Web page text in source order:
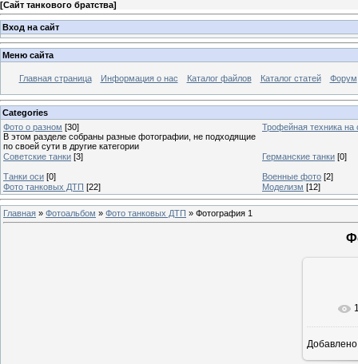
[Сайт танкового братства]
Вход на сайт
Меню сайта
Главная страница Информация о нас Каталог файлов Каталог статей Форум
Categories
Фото о разном [30]
В этом разделе собраны разные фотографии, не подходящие
по своей сути в другие категории
Трофейная техника
Советские танки [3] Германские танки [0]
Танки оси [0] Военные фото [2]
Фото танковых ДТП [22] Моделизм [12]
Главная » Фотоальбом » Фото танковых ДТП » Фотография 1
Добавлено